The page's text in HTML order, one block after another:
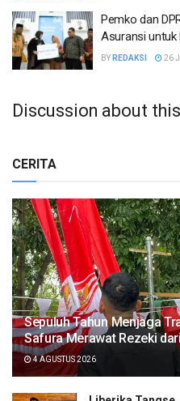
Pemko dan
Asuransi untuk
BY REDAKSI 26
Discussion about
CERITA
Sepuluh Tahun Menjaga
Safura Merawat Rezeki
4 AGUSTUS 2026